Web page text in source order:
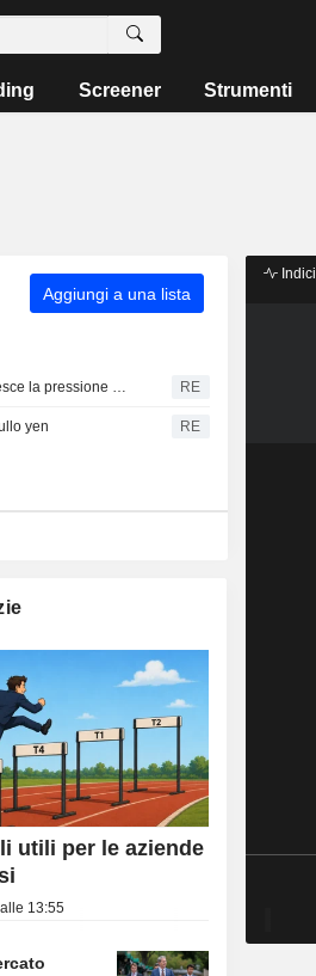
Screener Strumenti
Aggiungi a una lista
Lo yen tiene le posizioni, ma cresce la pressione sui titoli di Stato RE
yen RE
utili per le aziende
13:55
Indici